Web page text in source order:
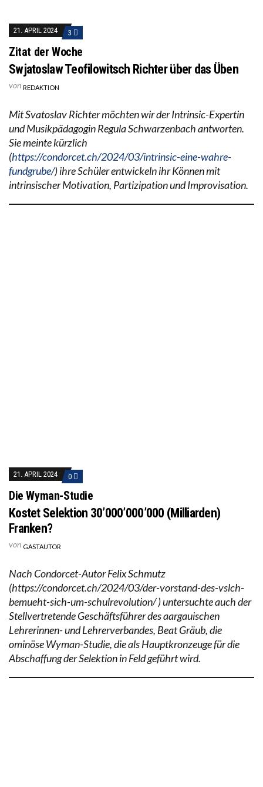
21. APRIL 2024 3
Zitat der Woche
Swjatoslaw Teofilowitsch Richter über das Üben
von REDAKTION
Mit Svatoslav Richter möchten wir der Intrinsic-Expertin
und Musikpädagogin Regula Schwarzenbach antworten.
Sie meinte kürzlich
(https://condorcet.ch/2024/03/intrinsic-eine-wahre-
fundgrube/) ihre Schüler entwickeln ihr Können mit
intrinsischer Motivation, Partizipation und Improvisation.
21. APRIL 2024 0
Die Wyman-Studie
Kostet Selektion 30’000’000’000 (Milliarden)
Franken?
von GASTAUTOR
Nach Condorcet-Autor Felix Schmutz
(https://condorcet.ch/2024/03/der-vorstand-des-vslch-
bemueht-sich-um-schulrevolution/ ) untersuchte auch der
Stellvertretende Geschäftsführer des aargauischen
Lehrerinnen- und Lehrerverbandes, Beat Gräub, die
ominöse Wyman-Studie, die als Hauptkronzeuge für die
Abschaffung der Selektion in Feld geführt wird.